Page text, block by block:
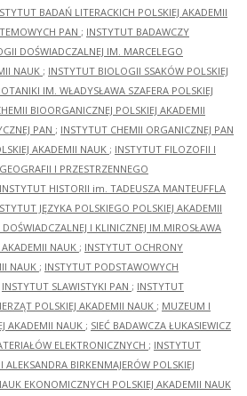
BADAŃ LITERACKICH POLSKIEJ AKADEMII
PAN ; INSTYTUT BADAWCZY
DOŚWIADCZALNEJ IM. MARCELEGO
NAUK ; INSTYTUT BIOLOGII SSAKÓW POLSKIEJ
IM. WŁADYSŁAWA SZAFERA POLSKIEJ
BIOORGANICZNEJ POLSKIEJ AKADEMII
PAN ; INSTYTUT CHEMII ORGANICZNEJ PAN
AKADEMII NAUK ; INSTYTUT FILOZOFII I
I PRZESTRZENNEGO
INSTYTUT HISTORII im. TADEUSZA MANTEUFFLA
JĘZYKA POLSKIEGO POLSKIEJ AKADEMII
I KLINICZNEJ IM.MIROSŁAWA
AKADEMII NAUK ; INSTYTUT OCHRONY
NAUK ; INSTYTUT PODSTAWOWYCH
INSTYTUT SLAWISTYKI PAN ; INSTYTUT
POLSKIEJ AKADEMII NAUK ; MUZEUM I
AKADEMII NAUK ; SIEĆ BADAWCZA ŁUKASIEWICZ
ELEKTRONICZNYCH ; INSTYTUT
BIRKENMAJERÓW POLSKIEJ
EKONOMICZNYCH POLSKIEJ AKADEMII NAUK